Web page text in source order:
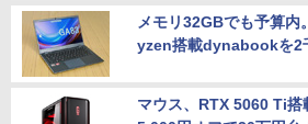
メモリ32GBでも予算内
yzen搭載dynabookを2
マウス、RTX 5060 Ti搭